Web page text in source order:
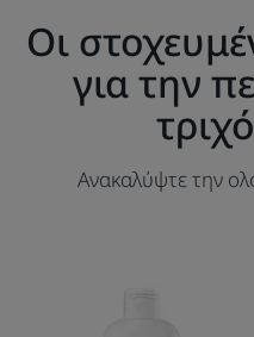
Οι
για την
Ανακαλύψτε την